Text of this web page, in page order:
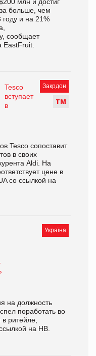
больше, чем
и на 21%
сообщает
EastFruit.
Закрдон
ТМ
Tesco
вступает
в
Tesco сопоставит
в своих
Aldi. На
цене в
со ссылкой на
Україна
на должность
поработать во
ритейле,
на HB.